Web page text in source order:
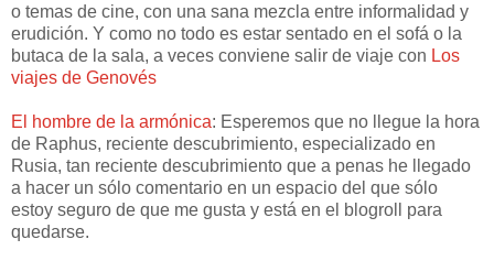
o temas de cine, con una sana mezcla entre informalidad y
erudición. Y como no todo es estar sentado en el sofá o la
butaca de la sala, a veces conviene salir de viaje con Los
viajes de Genovés
El hombre de la armónica: Esperemos que no llegue la hora
de Raphus, reciente descubrimiento, especializado en
Rusia, tan reciente descubrimiento que a penas he llegado
a hacer un sólo comentario en un espacio del que sólo
estoy seguro de que me gusta y está en el blogroll para
quedarse.